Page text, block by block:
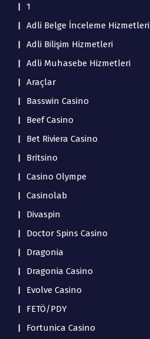
1
Adli Belge İnceleme Hizmetleri
Adli Bilişim Hizmetleri
Adli Muhasebe Hizmetleri
Araçlar
Basswin Casino
Beef Casino
Bet Riviera Casino
Britsino
Casino Olympe
Casinolab
Divaspin
Doctor Spins Casino
Dragonia
Dragonia Casino
Evolve Casino
FETÖ/PDY
Fortunica Casino